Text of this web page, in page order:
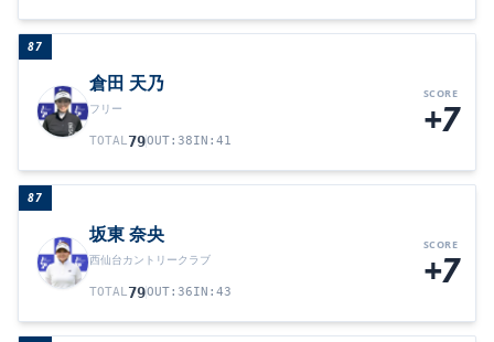
87
倉田 天乃
フリー
TOTAL79OUT: 38IN : 41
SCORE
+7
87
坂東 奈央
西仙台カントリークラブ
TOTAL79OUT: 36IN : 43
SCORE
+7